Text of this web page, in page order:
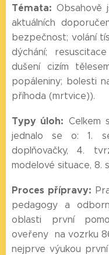
Témata: Obsahově
aktuálních
bezpečnost; volání
dýchání;
dušení cizím
popáleniny; bolesti
příhoda (mrtvice)).
Typy úloh: Celkem
jednalo se o: 1.
doplňovačky, 4.
modelové situace, 8.
Proces přípravy:
pedagogy a
oblasti první
oveřeny na vozrku
nejprve výukou